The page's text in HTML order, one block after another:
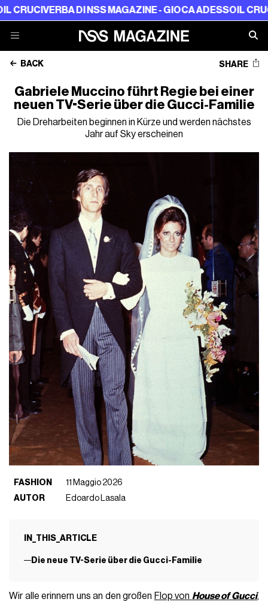
DI NSS MAGAZINE - GIOCA ADESSOIL
BACK SHARE
Gabriele Muccino führt Regie bei einer
neuen TV-Serie über die Gucci-Familie
Die Dreharbeiten beginnen in Kürze und werden nächstes
Jahr auf Sky erscheinen
FASHION
11 Maggio 2026
AUTOR
Edoardo Lasala
IN_THIS_ARTICLE
Die neue TV-Serie über die Gucci-Familie
Wir alle erinnern uns an den großen Flop von House of Gucci,